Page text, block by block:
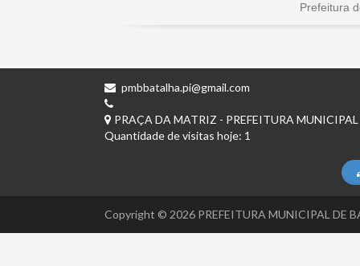
Prefeitura
pmbbatalha.pi@gmail.com
PRAÇA DA MATRIZ - PREFEITURA
Quantidade de visitas hoje: 1
Copyright © 2026 PREFEITURA MUNICIPAL DE